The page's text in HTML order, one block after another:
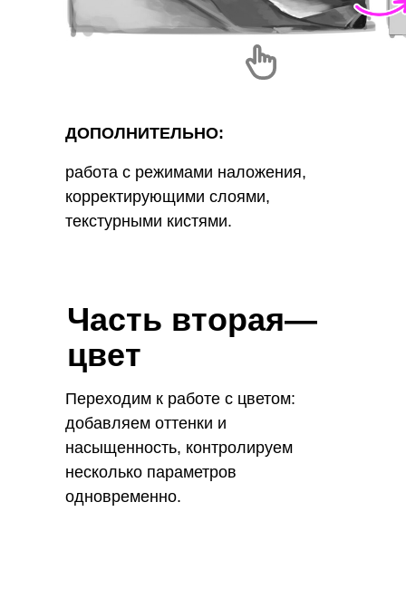
ДОПОЛНИТЕЛЬНО:
работа с режимами наложения,
корректирующими слоями,
текстурными кистями.
Часть вторая—
цвет
Переходим к работе с цветом:
добавляем оттенки и
насыщенность, контролируем
несколько параметров
одновременно.